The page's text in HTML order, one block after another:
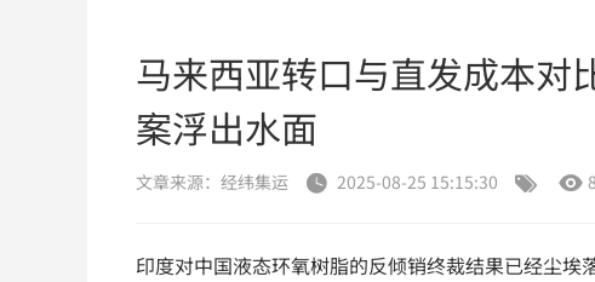
马来西亚转口与直发成本对
案浮出水面
文章来源：经纬集运  2025-08-25 15:15:30  
印度对中国液态环氧树脂的反倾销终裁结果已经尘